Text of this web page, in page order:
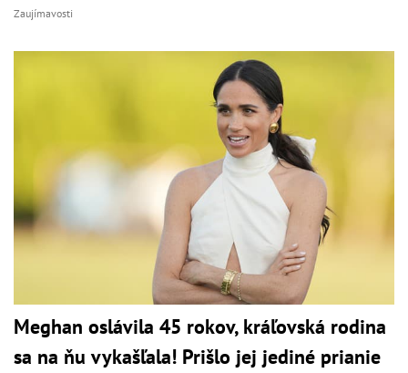
Zaujímavosti
Meghan oslávila 45 rokov, kráľovská rodina
sa na ňu vykašľala! Prišlo jej jediné prianie